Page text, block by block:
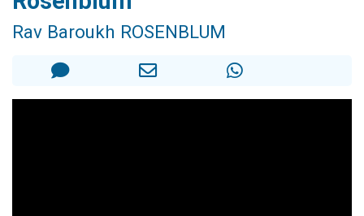
12 nouvelles musiques dans Torah-Box Music
Rav Baroukh ROSENBLUM